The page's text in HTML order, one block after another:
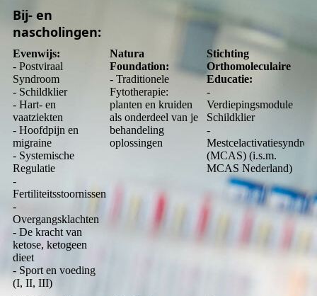
Bij- en
nascholingen:
Evenwijs:
- Postviraal
Syndroom
- Schildklier
- Hart- en
vaatziekten
- Hoofdpijn en
migraine
- Systemische
Regulatie
-
Fertiliteitsstoornissen
-
Overgangsklachten
- De kracht van
ketose, ketogeen
dieet
- Sport en voeding
(I, II, III)
Natura
Foundation:
- Traditionele
Fytotherapie:
planten en kruiden
als onderdeel van je
behandeling
oplossingen
Stichting
Orthomoleculaire
Educatie:
-
Verdiepingsmodule
Schildklier
-
(MCAS) (i.s.m.
MCAS Nederland)